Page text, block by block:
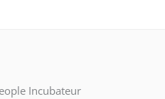
Incubateur